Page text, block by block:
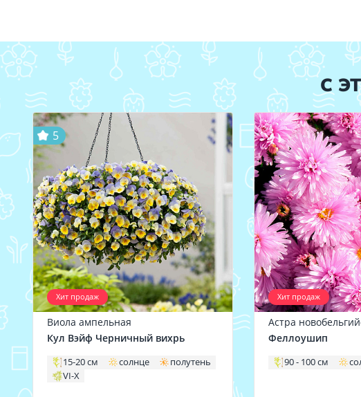
С
Хит продаж
5
Виола ампельная
Кул Вэйф Черничный вихрь
15-20 см солнце
полутень
VI-X
Хит продаж
Астра
Феллоушип
90 - 100 см